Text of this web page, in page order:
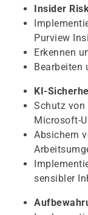
Insider
Purview
Erkennen
Bearbeiten
KI-
Schutz von
Microsoft-
Absichern
sensibler